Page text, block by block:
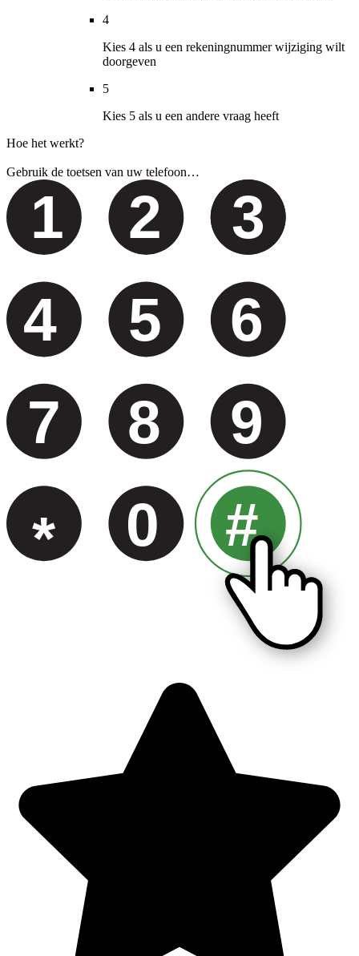
4
Kies 4 als u een rekeningnummer wijziging wilt
doorgeven
5
Kies 5 als u een andere vraag heeft
Hoe het werkt?
Gebruik de toetsen van uw telefoon…
1 2
3
4
5 6
7 8
9
*
0 #